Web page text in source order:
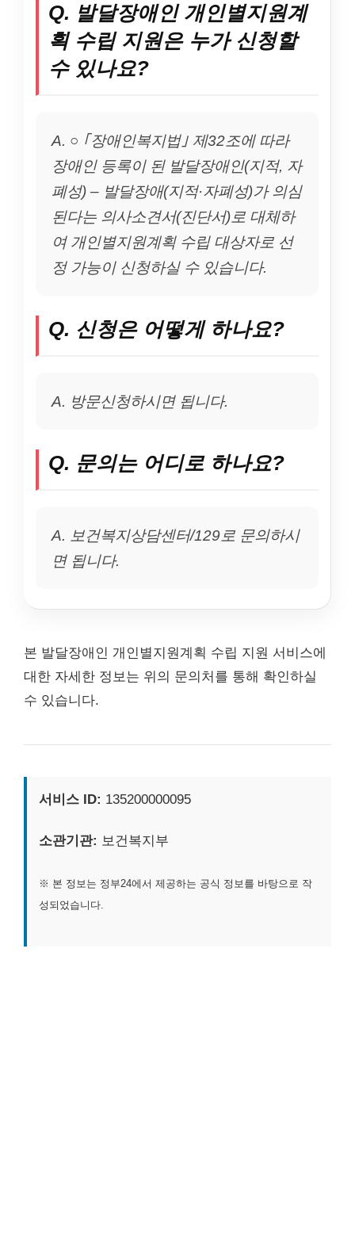
Q. 발달장애인 개인별지원계
획 수립 지원은 누가 신청할
수 있나요?
A. ○ ｢장애인복지법｣ 제32조에 따라
장애인 등록이 된 발달장애인(지적, 자
폐성) – 발달장애(지적·자폐성)가 의심
된다는 의사소견서(진단서)로 대체하
여 개인별지원계획 수립 대상자로 선
정 가능이 신청하실 수 있습니다.
Q. 신청은 어떻게 하나요?
A. 방문신청하시면 됩니다.
Q. 문의는 어디로 하나요?
A. 보건복지상담센터/129로 문의하시
면 됩니다.
본 발달장애인 개인별지원계획 수립 지원 서비스에
대한 자세한 정보는 위의 문의처를 통해 확인하실
수 있습니다.
서비스 ID: 135200000095
소관기관: 보건복지부
※ 본 정보는 정부24에서 제공하는 공식 정보를 바탕으로 작
성되었습니다.